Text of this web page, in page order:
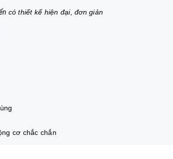
có thiết kế hiện đại, đơn giản
cơ chắc chắn